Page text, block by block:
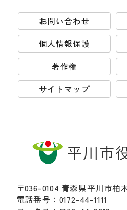
お問い合わせ
個人情報保護
著作権
サイトマップ
〒036-0104 青森県平川市柏
電話番号：0172-44-1111